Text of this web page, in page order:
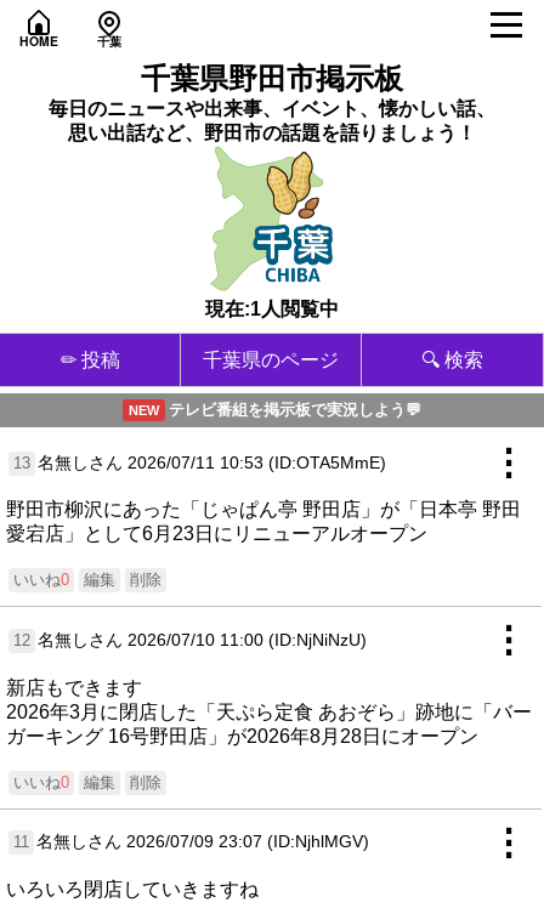
HOME 千葉
千葉県野田市掲示板
毎日のニュースや出来事、イベント、懐かしい話、
思い出話など、野田市の話題を語りましょう！
現在:1人閲覧中
✏ 投稿 千葉県のページ 🔍 検索
NEW テレビ番組を掲示板で実況しよう💬
13 名無しさん 2026/07/11 10:53 (ID:OTA5MmE) ⋮
野田市柳沢にあった「じゃぱん亭 野田店」が「日本亭 野田
愛宕店」として6月23日にリニューアルオープン
いいね0 編集 削除
12 名無しさん 2026/07/10 11:00 (ID:NjNiNzU) ⋮
新店もできます
2026年3月に閉店した「天ぷら定食 あおぞら」跡地に「バー
ガーキング 16号野田店」が2026年8月28日にオープン
いいね0 編集 削除
11 名無しさん 2026/07/09 23:07 (ID:NjhlMGV) ⋮
いろいろ閉店していきますね